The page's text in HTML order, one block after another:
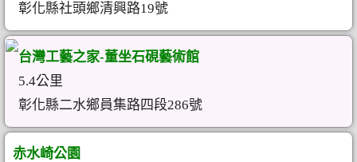
彰化縣社頭鄉清興路19號
台灣工藝之家-董坐石硯藝術館
5.4公里
彰化縣二水鄉員集路四段286號
赤水崎公園